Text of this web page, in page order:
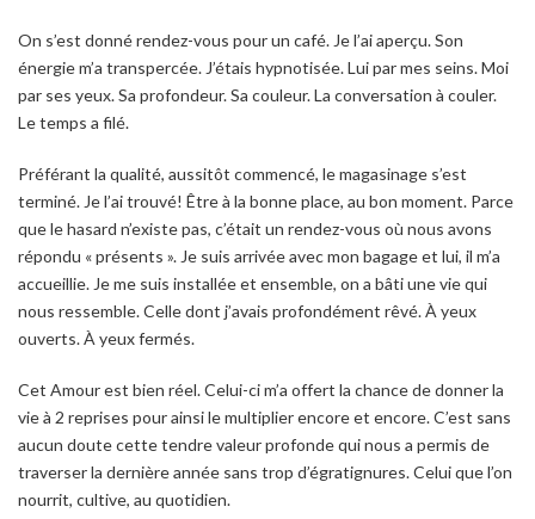
On s’est donné rendez-vous pour un café. Je l’ai aperçu. Son
énergie m’a transpercée. J’étais hypnotisée. Lui par mes seins. Moi
par ses yeux. Sa profondeur. Sa couleur. La conversation à couler.
Le temps a filé.
Préférant la qualité, aussitôt commencé, le magasinage s’est
terminé. Je l’ai trouvé! Être à la bonne place, au bon moment. Parce
que le hasard n’existe pas, c’était un rendez-vous où nous avons
répondu « présents ». Je suis arrivée avec mon bagage et lui, il m’a
accueillie. Je me suis installée et ensemble, on a bâti une vie qui
nous ressemble. Celle dont j’avais profondément rêvé. À yeux
ouverts. À yeux fermés.
Cet Amour est bien réel. Celui-ci m’a offert la chance de donner la
vie à 2 reprises pour ainsi le multiplier encore et encore. C’est sans
aucun doute cette tendre valeur profonde qui nous a permis de
traverser la dernière année sans trop d’égratignures. Celui que l’on
nourrit, cultive, au quotidien.